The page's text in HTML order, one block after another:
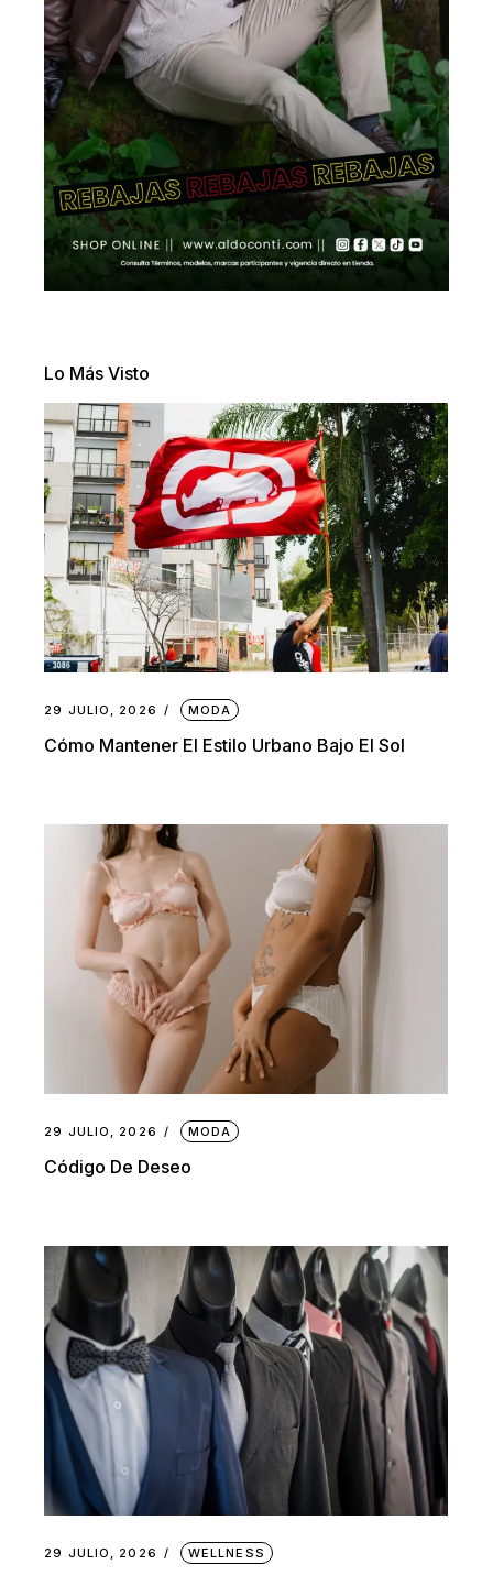
Lo Más Visto
29 JULIO, 2026 MODA
Cómo Mantener El Estilo Urbano Bajo El Sol
29 JULIO, 2026 MODA
Código De Deseo
29 JULIO, 2026 WELLNESS